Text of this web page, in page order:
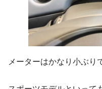
メーターはかなり小ぶり